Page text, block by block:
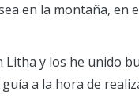
en la montaña, en
y los he unido
a la hora de